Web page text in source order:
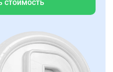
стоимость